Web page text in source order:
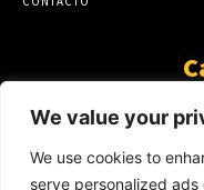
We value your
We use cookies to
serve personalized
AL